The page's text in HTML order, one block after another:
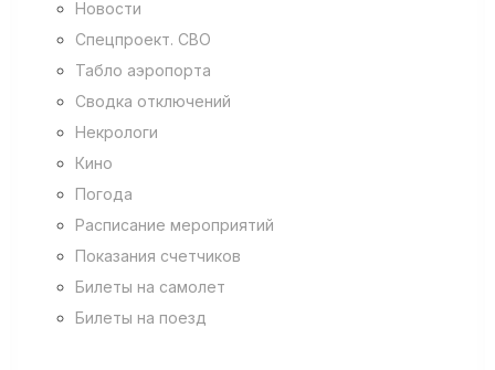
Новости
Спецпроект. СВО
Табло аэропорта
Сводка отключений
Некрологи
Кино
Погода
Расписание мероприятий
Показания счетчиков
Билеты на самолет
Билеты на поезд